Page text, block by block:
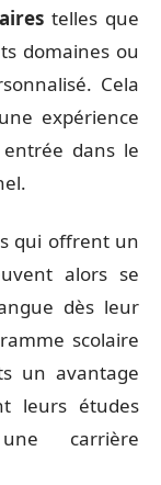
telles que
domaines ou
Cela
expérience
dans le
qui offrent un
alors se
dès leur
scolaire
un avantage
leurs études
carrière